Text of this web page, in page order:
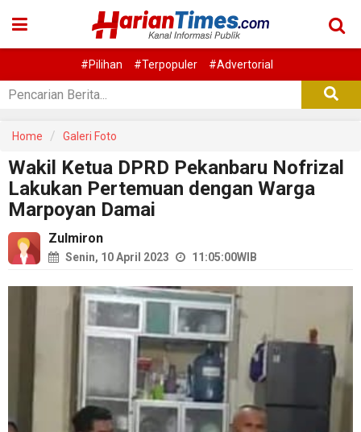
#Pilihan #Terpopuler #Advertorial
Home Galeri Foto
Wakil Ketua DPRD Pekanbaru Nofrizal
Lakukan Pertemuan dengan Warga
Marpoyan Damai
Zulmiron
Senin, 10 April 2023 11:05:00WIB